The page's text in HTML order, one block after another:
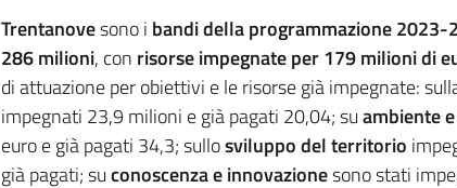
Trentanovesono i bandi della programmazione 2023-
286 milioni, con risorse impegnate per 179 milioni di
di attuazione per obiettivi e le risorse già impegnate:
impegnati 23,9 milioni e già pagati 20,04; suambiente
euro e già pagati 34,3; sullosviluppo del territorio
già pagati; suconoscenza e innovazionesono stati